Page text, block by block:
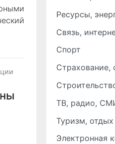
Ресурсы,
Связь,
Спорт
Страхование,
ТВ, радио,
Туризм, отдых
Электронная